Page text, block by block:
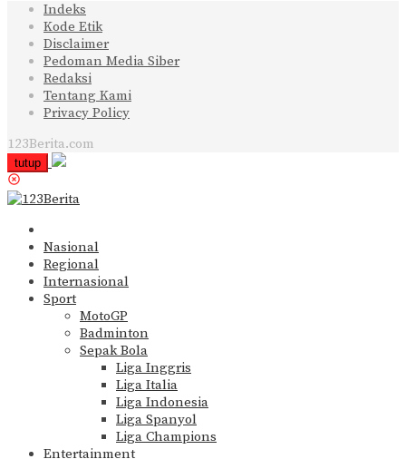
Indeks
Kode Etik
Disclaimer
Pedoman Media Siber
Redaksi
Tentang Kami
Privacy Policy
123Berita.com
tutup
Nasional
Regional
Internasional
Sport
MotoGP
Badminton
Sepak Bola
Liga Inggris
Liga Italia
Liga Indonesia
Liga Spanyol
Liga Champions
Entertainment